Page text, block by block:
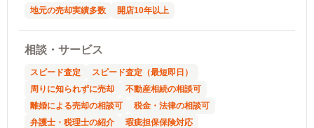
地元の売却実績多数 開店10年以上
相談・サービス
スピード査定
スピード査定（最短即日）
周りに知られずに売却
不動産相続の相談可
離婚による売却の相談可
税金・法律の相談可
弁護士・税理士の紹介
瑕疵担保保険対応